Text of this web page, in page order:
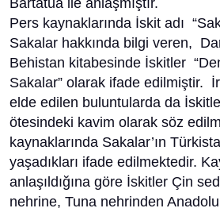
Pers kaynaklarında İskit adı
Sakalar hakkında bilgi veren,
Behistan kitabesinde İskitler
Sakalar” olarak ifade edilmiştir.
elde edilen buluntularda da
ötesindeki kavim olarak söz
kaynaklarında Sakalar’ın
yaşadıkları ifade edilmektedir.
anlaşıldığına göre İskitler Çin
nehrine, Tuna nehrinden